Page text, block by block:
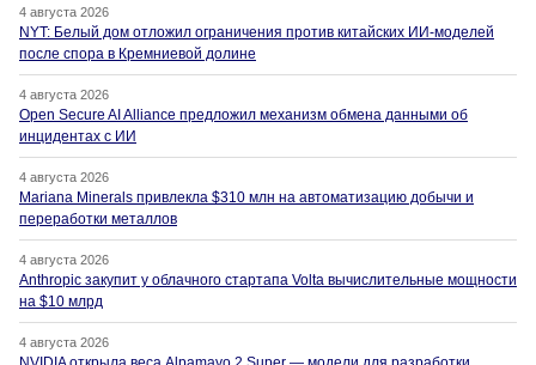
4 августа 2026
NYT: Белый дом отложил ограничения против китайских ИИ-моделей
после спора в Кремниевой долине
4 августа 2026
Open Secure AI Alliance предложил механизм обмена данными об
инцидентах с ИИ
4 августа 2026
Mariana Minerals привлекла $310 млн на автоматизацию добычи и
переработки металлов
4 августа 2026
Anthropic закупит у облачного стартапа Volta вычислительные мощности
на $10 млрд
4 августа 2026